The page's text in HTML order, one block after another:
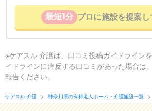
最短1分 プロに施設を提案し
※ケアスル 介護は、 口コミ投稿ガイドライン
イドラインに違反する口コミがあった場合は
報告ください。
ケアスル 介護 神奈川県の有料老人ホーム・介護施設一覧